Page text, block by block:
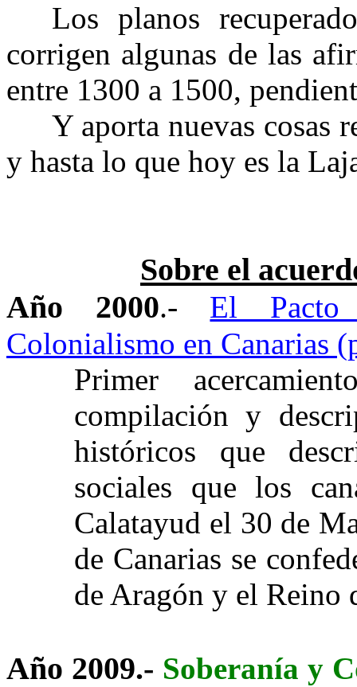
Los planos
corrigen algunas de las
entre 1300 a 1500,
Y aporta nuevas cosas
y hasta lo que hoy es la
Sobre el
Año 2000.- El Pacto
Colonialismo en Canarias
Primer
compilación y
históricos que
sociales que los
Calatayud el 30 de
de Canarias se
de Aragón y el Reino
Año 2009.- Soberanía y